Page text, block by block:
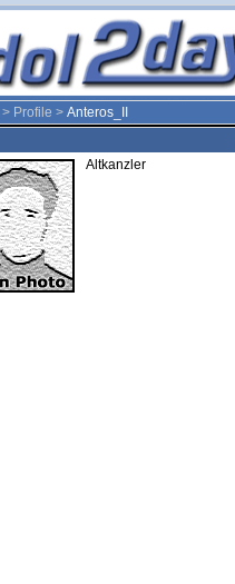
> Profile > Anteros_II
Altkanzler